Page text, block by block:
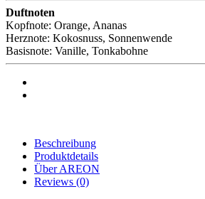
Duftnoten
Kopfnote: Orange, Ananas
Herznote: Kokosnuss, Sonnenwende
Basisnote: Vanille, Tonkabohne
Beschreibung
Produktdetails
Über AREON
Reviews (0)